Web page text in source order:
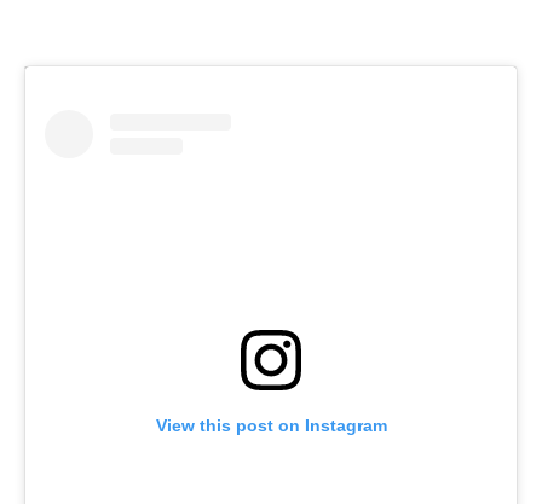
View this post on Instagram